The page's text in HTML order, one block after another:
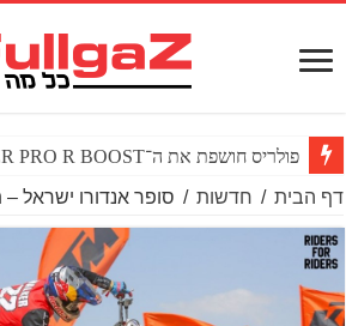
פולריס חושפת את ה־RZR PRO R BOOST טורבו
דף הבית / חדשות / סופר אנדורו ישראל